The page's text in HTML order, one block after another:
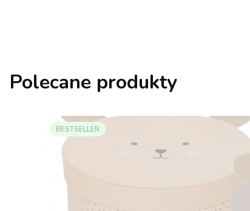
Polecane produkty
BESTSELLER